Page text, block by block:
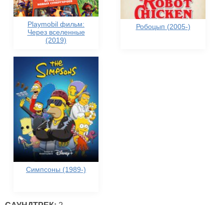
Playmobil фильм:
Через вселенные
(2019)
Робоцып (2005-)
Симпсоны (1989-)